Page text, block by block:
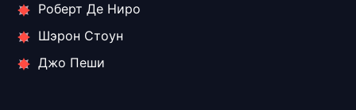
Роберт Де Ниро
Шэрон Стоун
Джо Пеши